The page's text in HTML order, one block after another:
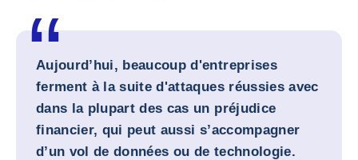
Aujourd’hui, beaucoup d'entreprises
ferment à la suite d'attaques réussies avec
dans la plupart des cas un préjudice
financier, qui peut aussi s’accompagner
d’un vol de données ou de technologie.